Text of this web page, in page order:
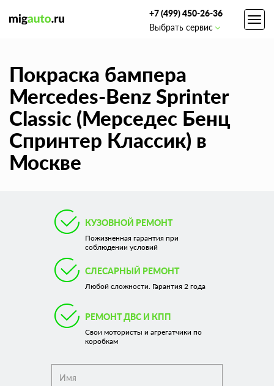
+7 (499) 450-26-36
Выбрать сервис
Покраска бампера
Mercedes-Benz Sprinter
Classic (Мерседес Бенц
Спринтер Классик) в
Москве
КУЗОВНОЙ РЕМОНТ
Пожизненная гарантия при
соблюдении условий
СЛЕСАРНЫЙ РЕМОНТ
Любой сложности. Гарантия 2 года
РЕМОНТ ДВС И КПП
Свои мотористы и агрегатчики по
коробкам